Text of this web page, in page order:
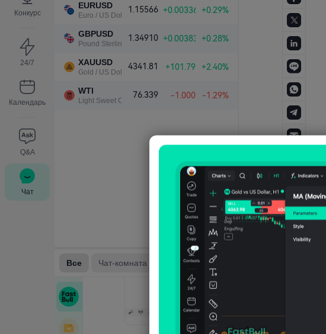
Конкурс
24/7
Календарь
Q&A
Чат
EURUSD
Euro / US Dollar
1.15566 +0.00336 +0.29%
GBPUSD
Pound Sterling / US Dollar
1.34910 +0.00383 +0.28%
XAUUSD
Gold / US Dollar
4341.81 +101.79 +2.40%
WTI
Light Sweet Crude Oil
76.339 -1.000 -1.29%